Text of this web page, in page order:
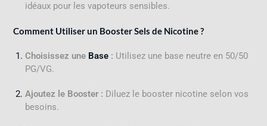
idéaux pour les vapoteurs sensibles.
Comment Utiliser un Booster Sels de Nicotine ?
Choisissez une Base : Utilisez une base neutre en 50/50
PG/VG.
Ajoutez le Booster : Diluez le booster nicotine selon vos
besoins.